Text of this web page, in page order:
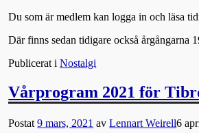
Du som är medlem kan logga in och läsa
Där finns sedan tidigare också årgångarna
Publicerat i Nostalgi
Vårprogram 2021 för
Postat9 mars, 2021 avLennart Weirell6